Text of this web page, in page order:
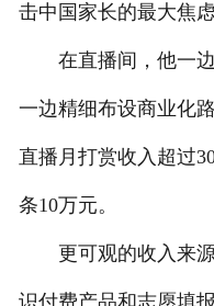
击中国家长的最大焦虑
在直播间，他一边
一边精细布设商业化
直播月打赏收入超过
条10万元。
更可观的收入来源